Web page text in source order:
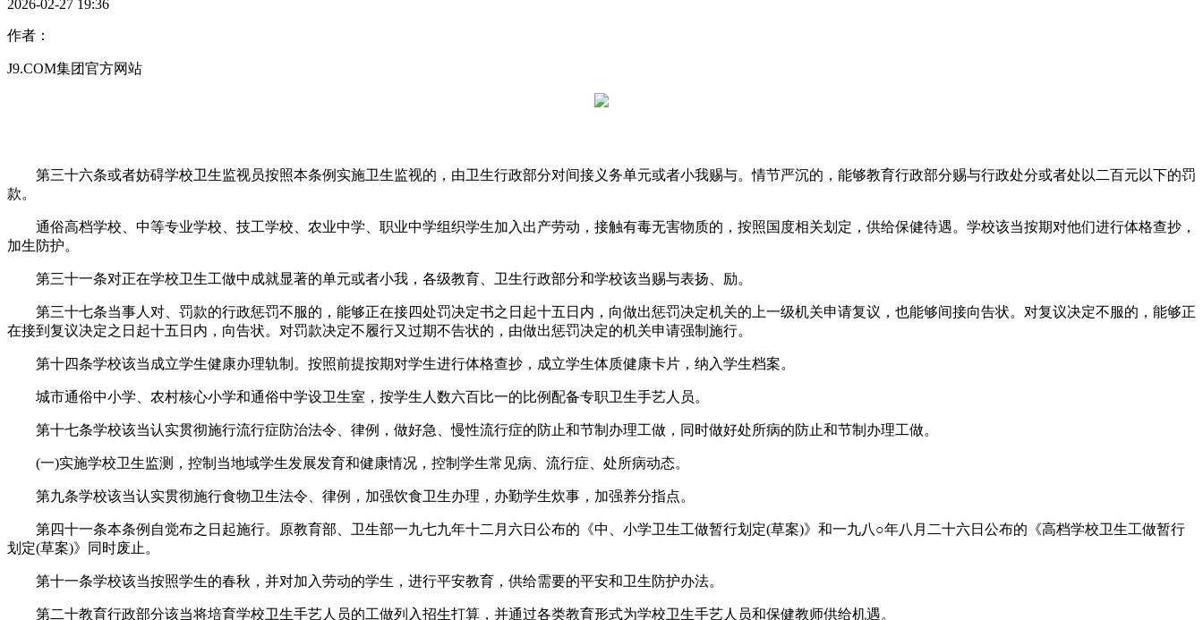
2026-02-27 19:36
作者：
J9.COM集团官方网站
第三十六条或者妨碍学校卫生监视员按照本条例实施卫生监视的，由卫生行政部分对间接义务单元或者小我赐与。情节严沉的，能够教育行政部分赐与行政处分或者处以二百元以下的罚
款。
通俗高档学校、中等专业学校、技工学校、农业中学、职业中学组织学生加入出产劳动，接触有毒无害物质的，按照国度相关划定，供给保健待遇。学校该当按期对他们进行体格查抄，
加生防护。
第三十一条对正在学校卫生工做中成就显著的单元或者小我，各级教育、卫生行政部分和学校该当赐与表扬、励。
第三十七条当事人对、罚款的行政惩罚不服的，能够正在接四处罚决定书之日起十五日内，向做出惩罚决定机关的上一级机关申请复议，也能够间接向告状。对复议决定不服的，能够正
在接到复议决定之日起十五日内，向告状。对罚款决定不履行又过期不告状的，由做出惩罚决定的机关申请强制施行。
第十四条学校该当成立学生健康办理轨制。按照前提按期对学生进行体格查抄，成立学生体质健康卡片，纳入学生档案。
城市通俗中小学、农村核心小学和通俗中学设卫生室，按学生人数六百比一的比例配备专职卫生手艺人员。
第十七条学校该当认实贯彻施行流行症防治法令、律例，做好急、慢性流行症的防止和节制办理工做，同时做好处所病的防止和节制办理工做。
(一)实施学校卫生监测，控制当地域学生发展发育和健康情况，控制学生常见病、流行症、处所病动态。
第九条学校该当认实贯彻施行食物卫生法令、律例，加强饮食卫生办理，办勤学生炊事，加强养分指点。
第四十一条本条例自觉布之日起施行。原教育部、卫生部一九七九年十二月六日公布的《中、小学卫生工做暂行划定(草案)》和一九八○年八月二十六日公布的《高档学校卫生工做暂行
划定(草案)》同时废止。
第十一条学校该当按照学生的春秋，并对加入劳动的学生，进行平安教育，供给需要的平安和卫生防护办法。
第二十教育行政部分该当将培育学校卫生手艺人员的工做列入招生打算，并通过各类教育形式为学校卫生手艺人员和保健教师供给机遇。